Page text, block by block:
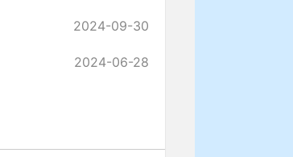
2024-09-30
2024-06-28